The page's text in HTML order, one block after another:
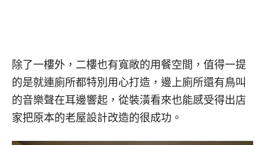
除了一樓外，二樓也有寬敞的用餐空間，值得一提
的是就連廁所都特別用心打造，邊上廁所還有鳥叫
的音樂聲在耳邊響起，從裝潢看來也能感受得出店
家把原本的老屋設計改造的很成功。